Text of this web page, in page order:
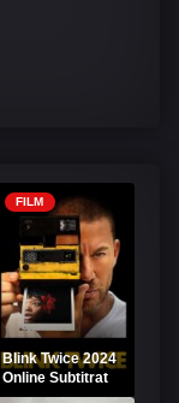
FILM
Blink Twice 2024
Online Subtitrat